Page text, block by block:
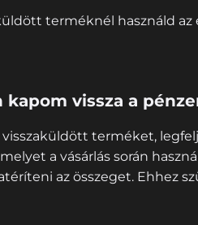
terméknél használd
vissza a
terméket,
a vásárlás során
az összeget. Ehhez